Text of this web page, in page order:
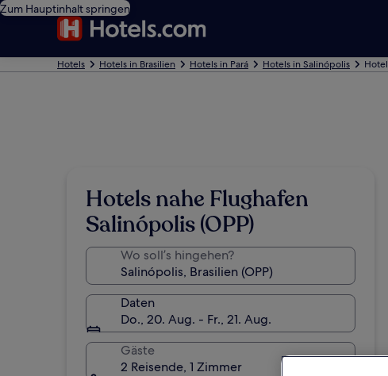
Zum Hauptinhalt springen
Hotels Hotels in Brasilien Hotels in Pará Hotels in Salinópolis
Hotels nahe Flughafen
Salinópolis (OPP)
Wo soll’s hingehen?
Daten
Do., 20. Aug. - Fr., 21. Aug.
Gäste
2 Reisende, 1 Zimmer